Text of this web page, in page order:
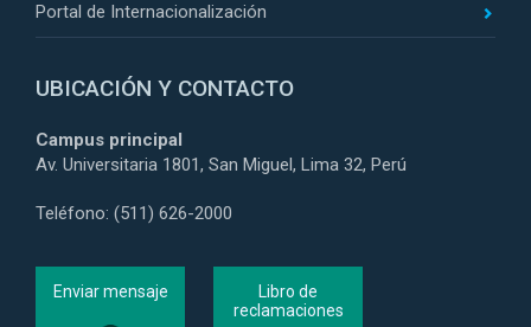
Portal de Internacionalización
UBICACIÓN Y CONTACTO
Campus principal
Av. Universitaria 1801, San Miguel, Lima 32, Perú
Teléfono: (511) 626-2000
Enviar mensaje
Libro de
reclamaciones